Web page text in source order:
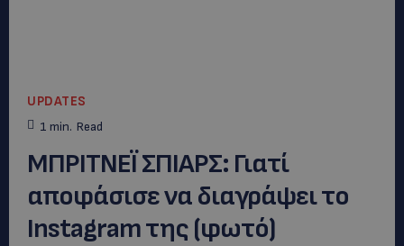
UPDATES
1 min. Read
ΜΠΡΙΤΝΕΪ ΣΠΙΑΡΣ: Γιατί
αποφάσισε να διαγράψει το
Instagram της (φωτό)